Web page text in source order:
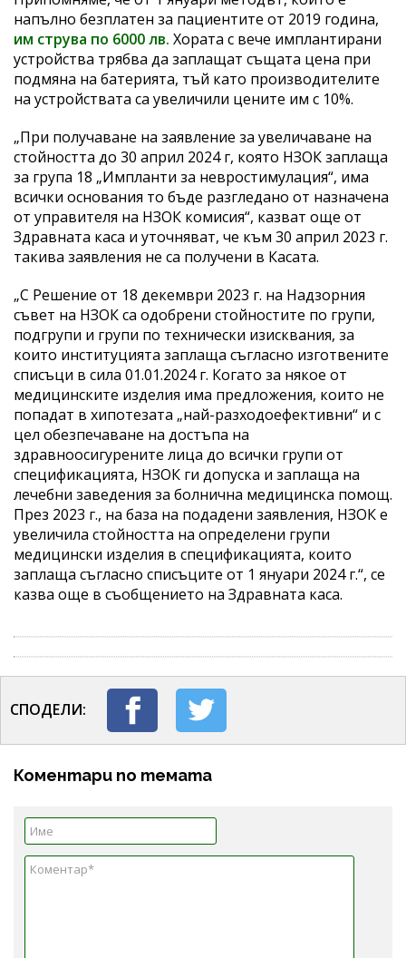
напълно безплатен за пациентите от 2019 година,
им струва по 6000 лв. Хората с вече имплантирани
устройства трябва да заплащат същата цена при
подмяна на батерията, тъй като производителите
на устройствата са увеличили цените им с 10%.
„При получаване на заявление за увеличаване на
стойността до 30 април 2024 г, която НЗОК заплаща
за група 18 „Импланти за невростимулация“, има
всички основания то бъде разгледано от назначена
от управителя на НЗОК комисия“, казват още от
Здравната каса и уточняват, че към 30 април 2023 г.
такива заявления не са получени в Касата.
„С Решение от 18 декември 2023 г. на Надзорния
съвет на НЗОК са одобрени стойностите по групи,
подгрупи и групи по технически изисквания, за
които институцията заплаща съгласно изготвените
списъци в сила 01.01.2024 г. Когато за някое от
медицинските изделия има предложения, които не
попадат в хипотезата „най-разходоефективни“ и с
цел обезпечаване на достъпа на
здравноосигурените лица до всички групи от
спецификацията, НЗОК ги допуска и заплаща на
лечебни заведения за болнична медицинска помощ.
През 2023 г., на база на подадени заявления, НЗОК е
увеличила стойността на определени групи
медицински изделия в спецификацията, които
заплаща съгласно списъците от 1 януари 2024 г.“, се
казва още в съобщението на Здравната каса.
СПОДЕЛИ:
Коментари по темата